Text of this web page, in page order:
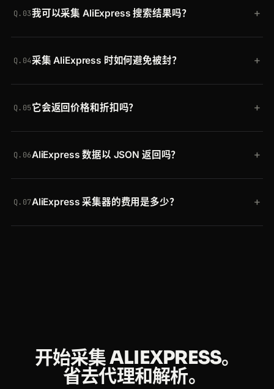
格、图片、卖家和物流的干净 JSON。
product用于单个产品页，aliexpress-serp
Q.03我可以采集 AliExpress 搜索结果吗？ +
发 URL，即可获得一个产品数组，包含标题、价格、
Q.04采集 AliExpress 时如何避免被封？ +
宅 IP 转发，渲染 JavaScript，并自动通过机器人检
Q.05它会返回价格和折扣吗？ +
无需解析字符串即可直接比较和跟踪促销。
Q.06AliExpress 数据以 JSON 返回吗？ +
JSON。如果你更愿意自行解析，也可以请求原始
Q.07AliExpress 采集器的费用是多少？ +
开始采集 ALIEXPRESS。
省去代理和解析。